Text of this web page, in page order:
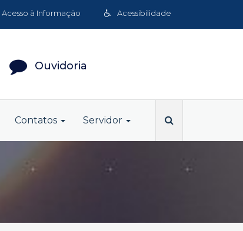
Acessibilidade
Acesso à Informação
Ouvidoria
Contatos Servidor